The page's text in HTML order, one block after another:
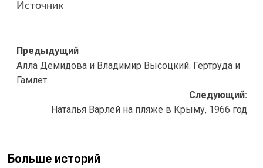
Источник
Навигация
записи
Предыдущий
Алла Демидова и Владимир Высоцкий. Гертруда и
Гамлет
Следующий:
Наталья Варлей на пляже в Крыму, 1966 год
Больше историй